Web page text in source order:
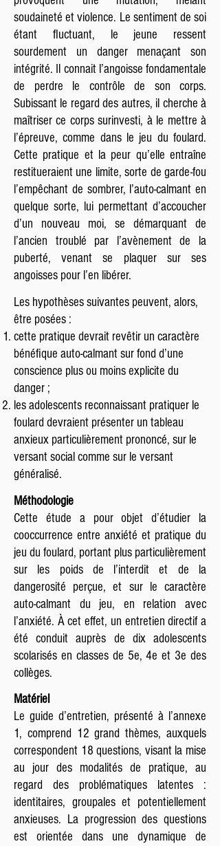
soudaineté et violence. Le sentiment de soi
étant fluctuant, le jeune ressent
sourdement un danger menaçant son
intégrité. Il connait l’angoisse fondamentale
de perdre le contrôle de son corps.
Subissant le regard des autres, il cherche à
maîtriser ce corps surinvesti, à le mettre à
l’épreuve, comme dans le jeu du foulard.
Cette pratique et la peur qu’elle entraîne
restitueraient une limite, sorte de garde-fou
l’empêchant de sombrer, l’auto-calmant en
quelque sorte, lui permettant d’accoucher
d’un nouveau moi, se démarquant de
l’ancien troublé par l’avènement de la
puberté, venant se plaquer sur ses
angoisses pour l’en libérer.
Les hypothèses suivantes peuvent, alors,
être posées :
cette pratique devrait revêtir un caractère
bénéfique auto-calmant sur fond d’une
conscience plus ou moins explicite du
danger ;
les adolescents reconnaissant pratiquer le
foulard devraient présenter un tableau
anxieux particulièrement prononcé, sur le
versant social comme sur le versant
généralisé.
Méthodologie
Cette étude a pour objet d’étudier la
cooccurrence entre anxiété et pratique du
jeu du foulard, portant plus particulièrement
sur les poids de l’interdit et de la
dangerosité perçue, et sur le caractère
auto-calmant du jeu, en relation avec
l’anxiété. À cet effet, un entretien directif a
été conduit auprès de dix adolescents
scolarisés en classes de 5e, 4e et 3e des
collèges.
Matériel
Le guide d’entretien, présenté à l’annexe
1, comprend 12 grand thèmes, auxquels
correspondent 18 questions, visant la mise
au jour des modalités de pratique, au
regard des problématiques latentes :
identitaires, groupales et potentiellement
anxieuses. La progression des questions
est orientée dans une dynamique de